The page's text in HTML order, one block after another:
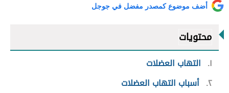
أضف موضوع كمصدر مفضل في جوجل
محتويات
١
التهاب العضلات
٢ أسباب التهاب العضلات